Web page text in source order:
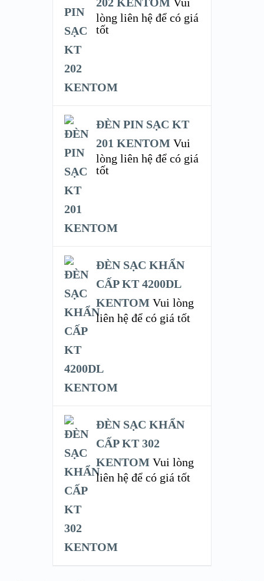
lòng liên hệ để có giá
tốt
ĐÈN PIN SẠC KT
201 KENTOM Vui
lòng liên hệ để có giá
tốt
ĐÈN SẠC KHẨN
CẤP KT 4200DL
KENTOM Vui lòng
liên hệ để có giá tốt
ĐÈN SẠC KHẨN
CẤP KT 302
KENTOM Vui lòng
liên hệ để có giá tốt